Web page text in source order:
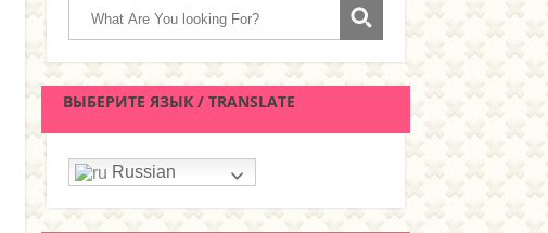
ВЫБЕРИТЕ ЯЗЫК / TRANSLATE
Russian